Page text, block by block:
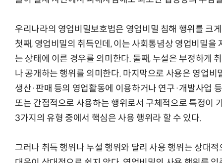
우리나라의 영업비밀보호법은 영업비밀 침해 행위를 크
첫째, 영업비밀의 취득인데, 이는 사회통념상 영업비밀을
는 상태에 이른 경우를 의미한다. 둘째, 누설은 부정하게
나 공개하는 행위를 의미한다. 마지막으로 사용은 영업
생산·판매 등의 영업활동에 이용하거나 연구·개발사업
또는 간접적으로 사용하는 행위로서 구체적으로 특정이
3가지의 유형 중에서 핵심은 사용 행위라 할 수 있다.
그러나 취득 행위나 누설 행위와 달리 사용 행위는 상대